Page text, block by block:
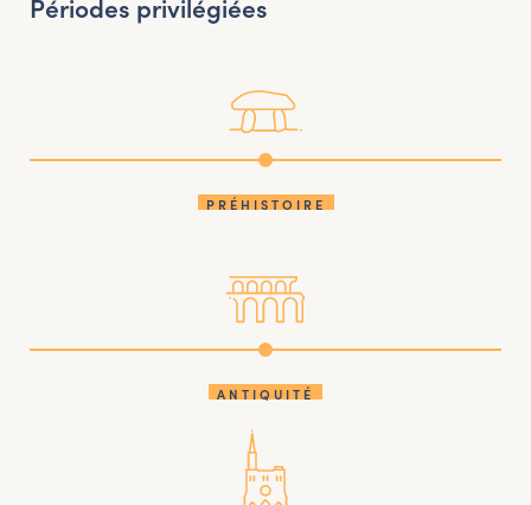
PRÉHISTOIRE
ANTIQUITÉ